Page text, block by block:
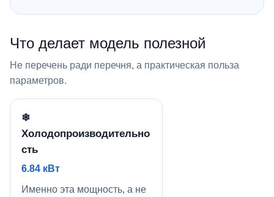
Что делает модель полезной
Не перечень ради перечня, а практическая польза
параметров.
❄
Холодопроизводительно
сть
6.84 кВт
Именно эта мощность, а не